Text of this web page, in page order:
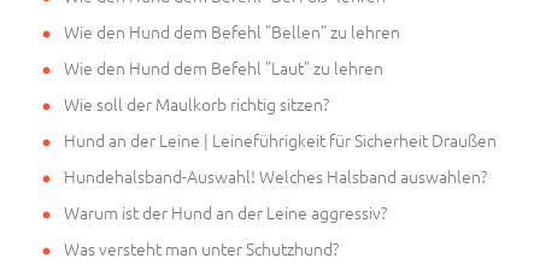
Wie den Hund dem Befehl "Bellen" zu lehren
Wie den Hund dem Befehl "Laut" zu lehren
Wie soll der Maulkorb richtig sitzen?
Hund an der Leine | Leineführigkeit für Sicherheit Draußen
Hundehalsband-Auswahl! Welches Halsband auswahlen?
Warum ist der Hund an der Leine aggressiv?
Was versteht man unter Schutzhund?